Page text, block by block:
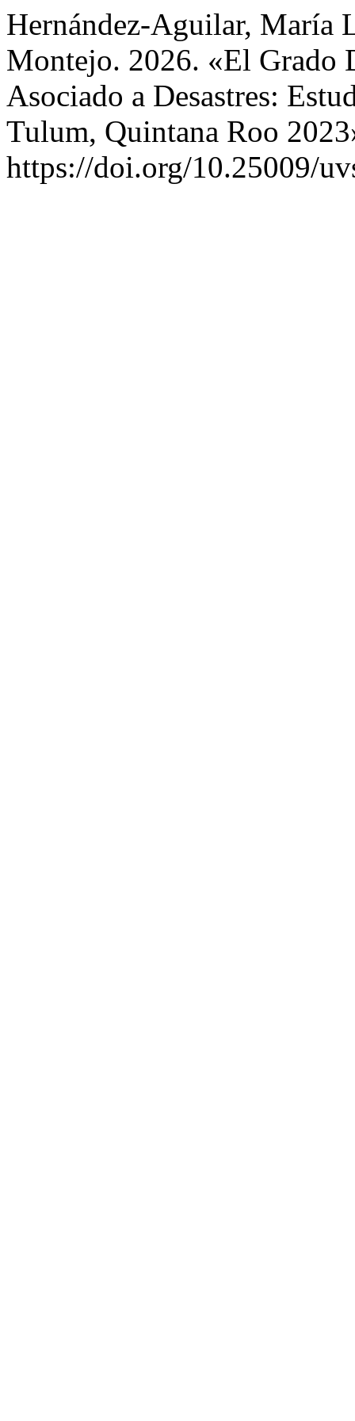
Hernández-Aguilar, María
Montejo. 2026. «El Grado
Asociado a Desastres:
Tulum, Quintana Roo
https://doi.org/10.25009/